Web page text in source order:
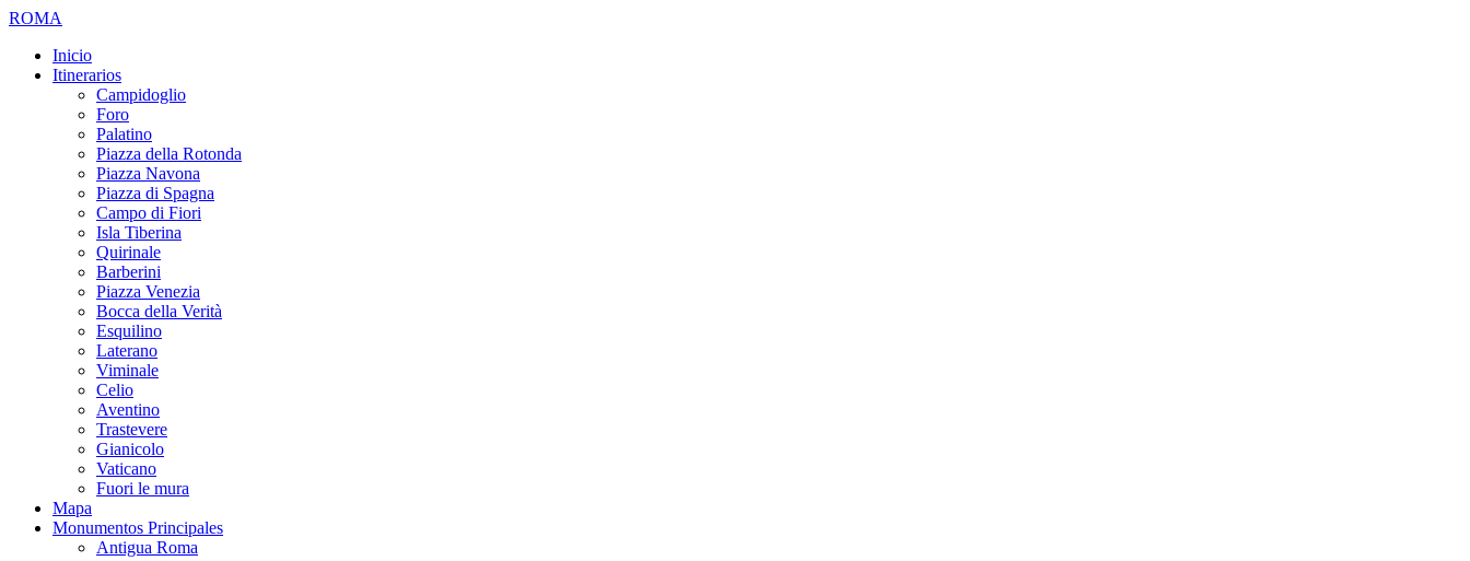
ROMA
Inicio
Itinerarios
Campidoglio
Foro
Palatino
Piazza della Rotonda
Piazza Navona
Piazza di Spagna
Campo di Fiori
Isla Tiberina
Quirinale
Barberini
Piazza Venezia
Bocca della Verità
Esquilino
Laterano
Viminale
Celio
Aventino
Trastevere
Gianicolo
Vaticano
Fuori le mura
Mapa
Monumentos Principales
Antigua Roma